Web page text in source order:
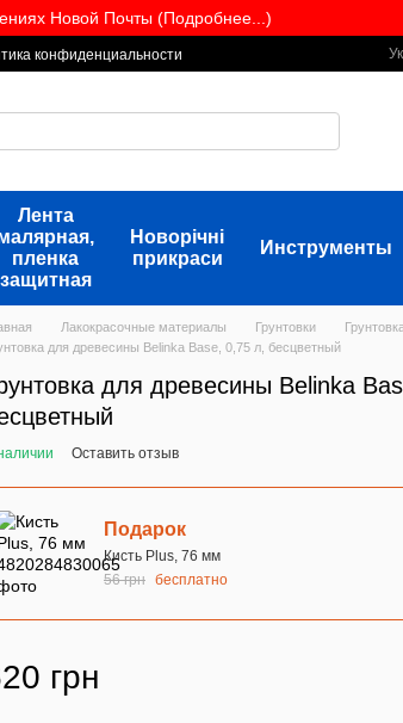
Новой Почты (Подробнее...)
конфиденциальности
Лента
пленка
защитная
Новорічні
прикраси
Инструменты
Лакокрасочные материалы Грунтовки
для древесины Belinka Base, 0,75 л, бесцветный
для древесины Belinka
Оставить отзыв
Подарок
Кисть Plus, 76 мм
56 грн бесплатно
грн